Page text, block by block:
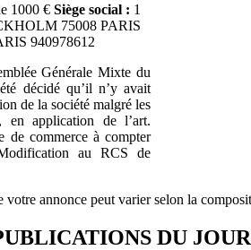
1000 € Siège social : 1
75008 PARIS
940978612
Générale Mixte du
décidé qu’il n’y avait
de la société malgré les
en application de l’art.
de commerce à compter
au RCS de
votre annonce peut varier selon la
DU